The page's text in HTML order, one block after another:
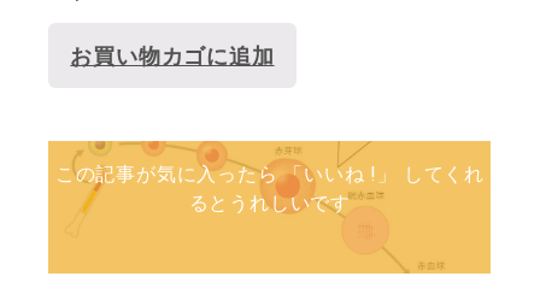
お買い物カゴに追加
この記事が気に入ったら 「いいね !」 してくれ
るとうれしいです